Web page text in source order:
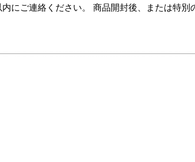
にご連絡ください。 商品開封後、または特別